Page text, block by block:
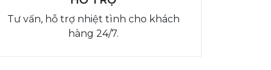
Tư vấn, hỗ trợ nhiệt tình cho khách
hàng 24/7.